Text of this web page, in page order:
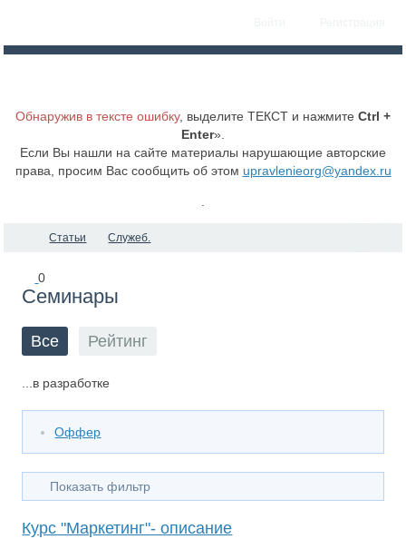
Обнаружив в тексте ошибку, выделите ТЕКСТ и нажмите Ctrl +
Enter».
Если Вы нашли на сайте материалы нарушающие авторские
права, просим Вас сообщить об этом upravlenieorg@yandex.ru
Статьи Служеб.
0
Семинары
Все Рейтинг
...в разработке
Оффер
Показать фильтр
Курс "Маркетинг"- описание